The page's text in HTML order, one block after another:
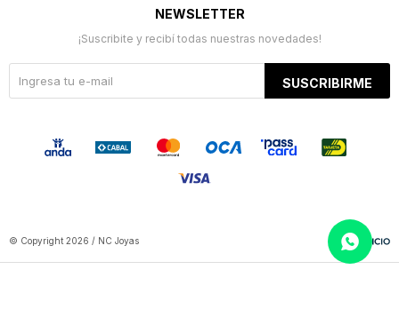
NEWSLETTER
¡Suscribite y recibí todas nuestras novedades!
SUSCRIBIRME
© Copyright 2026 / NC Joyas